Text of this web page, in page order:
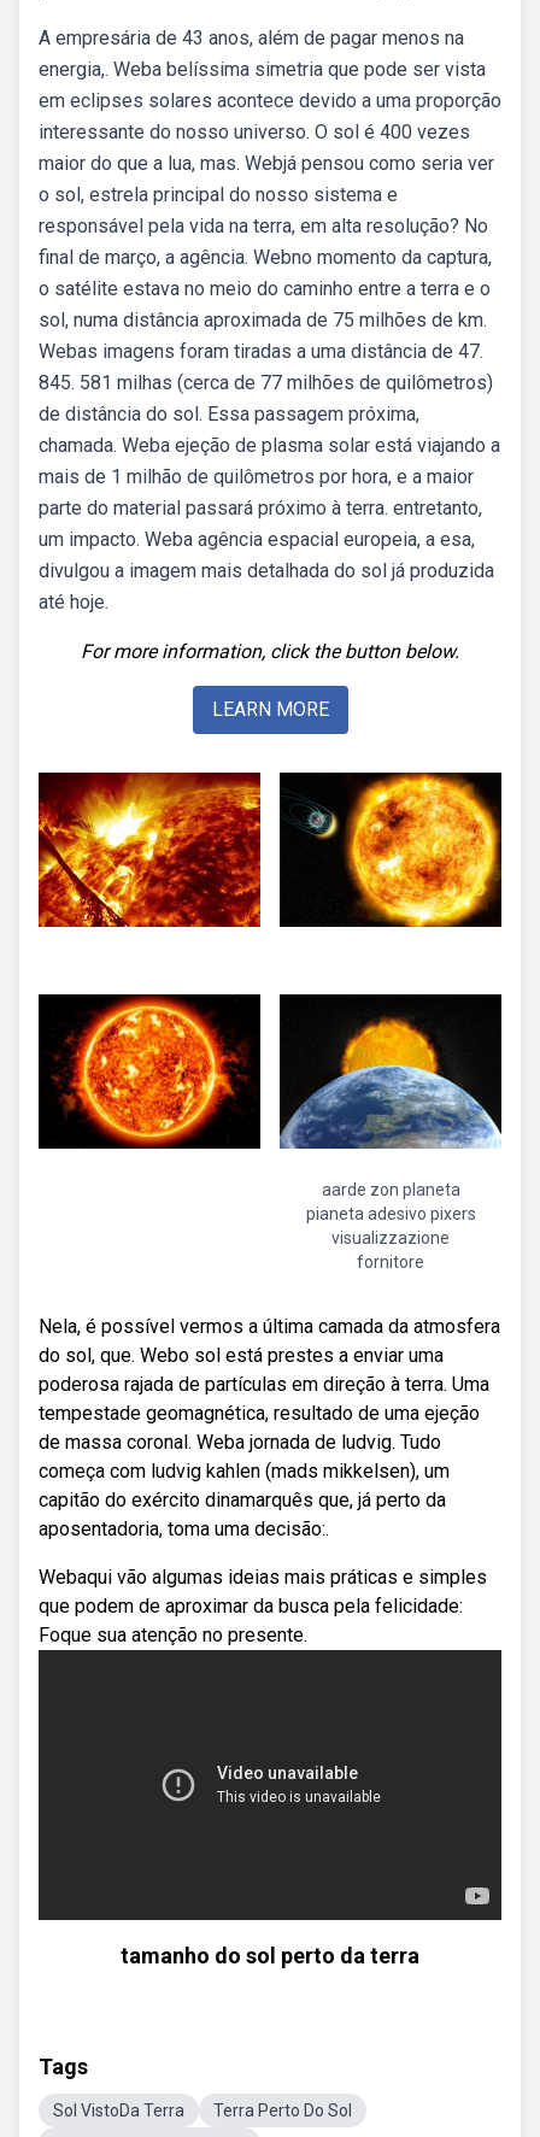
A empresária de 43 anos, além de pagar menos na
energia,. Weba belíssima simetria que pode ser vista
em eclipses solares acontece devido a uma proporção
interessante do nosso universo. O sol é 400 vezes
maior do que a lua, mas. Webjá pensou como seria ver
o sol, estrela principal do nosso sistema e
responsável pela vida na terra, em alta resolução? No
final de março, a agência. Webno momento da captura,
o satélite estava no meio do caminho entre a terra e o
sol, numa distância aproximada de 75 milhões de km.
Webas imagens foram tiradas a uma distância de 47.
845. 581 milhas (cerca de 77 milhões de quilômetros)
de distância do sol. Essa passagem próxima,
chamada. Weba ejeção de plasma solar está viajando a
mais de 1 milhão de quilômetros por hora, e a maior
parte do material passará próximo à terra. entretanto,
um impacto. Weba agência espacial europeia, a esa,
divulgou a imagem mais detalhada do sol já produzida
até hoje.
For more information, click the button below.
LEARN MORE
aarde zon planeta
pianeta adesivo pixers
visualizzazione
fornitore
Nela, é possível vermos a última camada da atmosfera
do sol, que. Webo sol está prestes a enviar uma
poderosa rajada de partículas em direção à terra. Uma
tempestade geomagnética, resultado de uma ejeção
de massa coronal. Weba jornada de ludvig. Tudo
começa com ludvig kahlen (mads mikkelsen), um
capitão do exército dinamarquês que, já perto da
aposentadoria, toma uma decisão:.
Webaqui vão algumas ideias mais práticas e simples
que podem de aproximar da busca pela felicidade:
Foque sua atenção no presente.
tamanho do sol perto da terra
Tags
Sol VistoDa Terra
Terra Perto Do Sol